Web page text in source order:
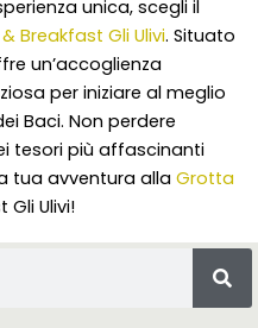
unica, scegli il
Breakfast Gli Ulivi. Situato
un’accoglienza
per iniziare al meglio
Baci. Non perdere
tesori più affascinanti
tua avventura alla Grotta
Gli Ulivi!